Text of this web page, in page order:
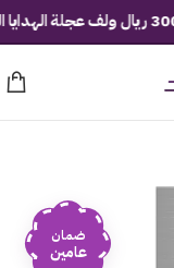
ضمان
عامين